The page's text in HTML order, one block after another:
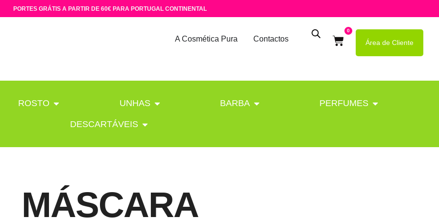
PORTES GRÁTIS A PARTIR DE 60€ PARA PORTUGAL CONTINENTAL
A Cosmética Pura Contactos
0
Área de Cliente
ROSTO UNHAS BARBA PERFUMES
DESCARTÁVEIS
MÁSCARA